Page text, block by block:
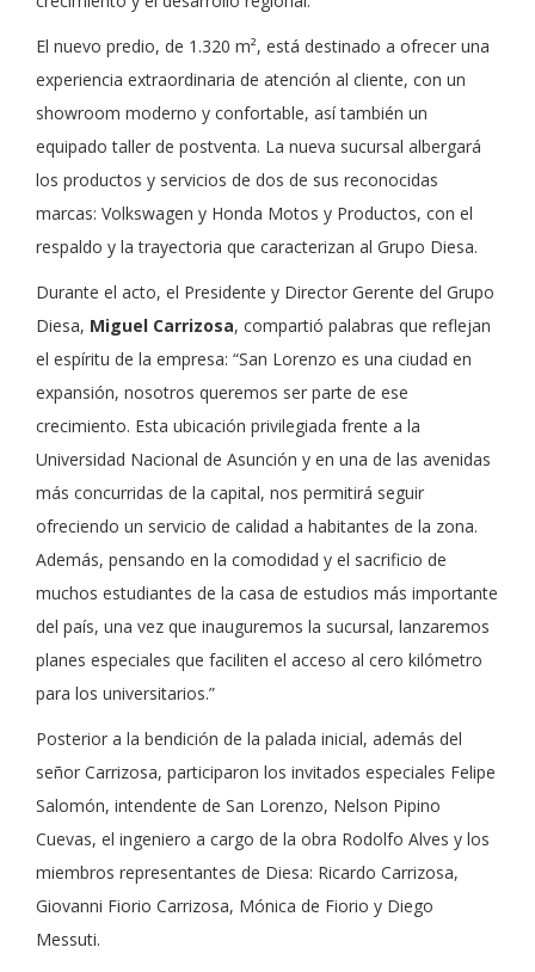
El nuevo predio, de 1.320 m², está destinado a ofrecer una
experiencia extraordinaria de atención al cliente, con un
showroom moderno y confortable, así también un
equipado taller de postventa. La nueva sucursal albergará
los productos y servicios de dos de sus reconocidas
marcas: Volkswagen y Honda Motos y Productos, con el
respaldo y la trayectoria que caracterizan al Grupo Diesa.
Durante el acto, el Presidente y Director Gerente del Grupo
Diesa, Miguel Carrizosa, compartió palabras que reflejan
el espíritu de la empresa: “San Lorenzo es una ciudad en
expansión, nosotros queremos ser parte de ese
crecimiento. Esta ubicación privilegiada frente a la
Universidad Nacional de Asunción y en una de las avenidas
más concurridas de la capital, nos permitirá seguir
ofreciendo un servicio de calidad a habitantes de la zona.
Además, pensando en la comodidad y el sacrificio de
muchos estudiantes de la casa de estudios más importante
del país, una vez que inauguremos la sucursal, lanzaremos
planes especiales que faciliten el acceso al cero kilómetro
para los universitarios.”
Posterior a la bendición de la palada inicial, además del
señor Carrizosa, participaron los invitados especiales Felipe
Salomón, intendente de San Lorenzo, Nelson Pipino
Cuevas, el ingeniero a cargo de la obra Rodolfo Alves y los
miembros representantes de Diesa: Ricardo Carrizosa,
Giovanni Fiorio Carrizosa, Mónica de Fiorio y Diego
Messuti.